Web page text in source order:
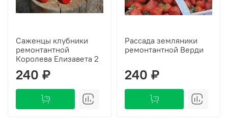
Саженцы клубники
ремонтантной
Королева Елизавета 2
240 ₽
Рассада земляники
ремонтантной Верди
240 ₽